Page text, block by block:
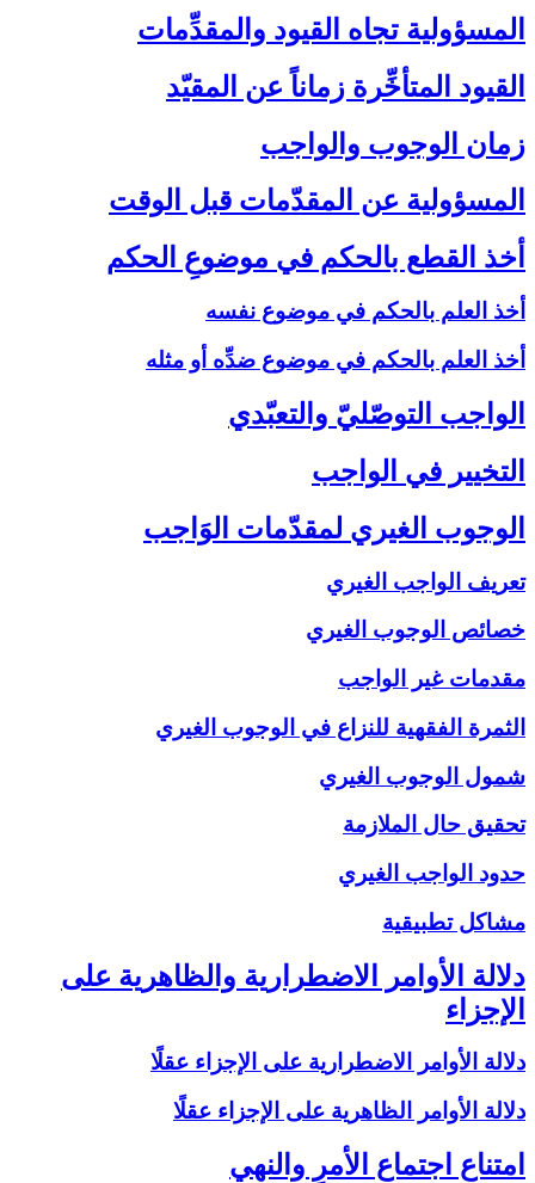
المسؤولية تجاه القيود والمقدِّمات‏
القيود المتأخِّرة زماناً عن المقيّد
زمان الوجوب والواجب‏
المسؤولية عن المقدّمات قبل الوقت‏
أخذ القطع بالحكم في موضوعِ الحكم‏
أخذ العلم بالحكم في موضوع نفسه
أخذ العلم بالحكم في موضوع ضدِّه أو مثله
الواجب التوصّليّ والتعبّدي‏
التخيير في الواجب‏
الوجوب الغيري لمقدّمات الوَاجب‏
تعريف الواجب الغيري
خصائص الوجوب الغيري
مقدمات غير الواجب
الثمرة الفقهية للنزاع في الوجوب الغيري
شمول الوجوب الغيري
تحقيق حال الملازمة
حدود الواجب الغيري
مشاكل تطبيقية
دلالة الأوامر الاضطرارية والظاهرية على
الإجزاء
دلالة الأوامر الاضطرارية على الإجزاء عقلًا
دلالة الأوامر الظاهرية على الإجزاء عقلًا
امتناع اجتماع الأمرِ والنهي‏